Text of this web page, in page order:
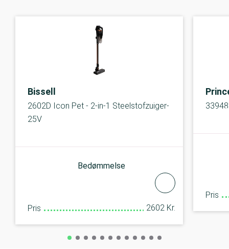
Bissell
2602D Icon Pet - 2-in-1 Steelstofzuiger-
25V
Bedømmelse
Pris 2602 Kr.
Pris